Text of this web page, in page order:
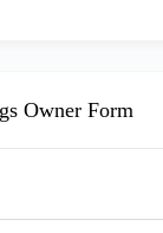
Owner Form